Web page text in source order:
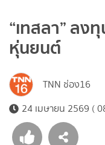
“เทสลา” ลง
หุ่นยนต์
TNN ช่อง16
24 เมษายน 2569 (